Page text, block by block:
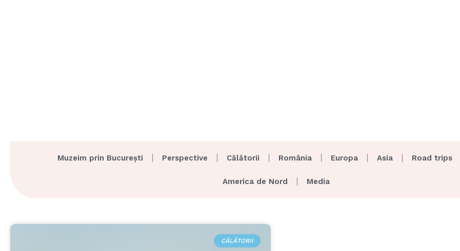
Muzeim prin București Perspective Călătorii România Europa Asia Road trips
America de Nord Media
CĂLĂTORII